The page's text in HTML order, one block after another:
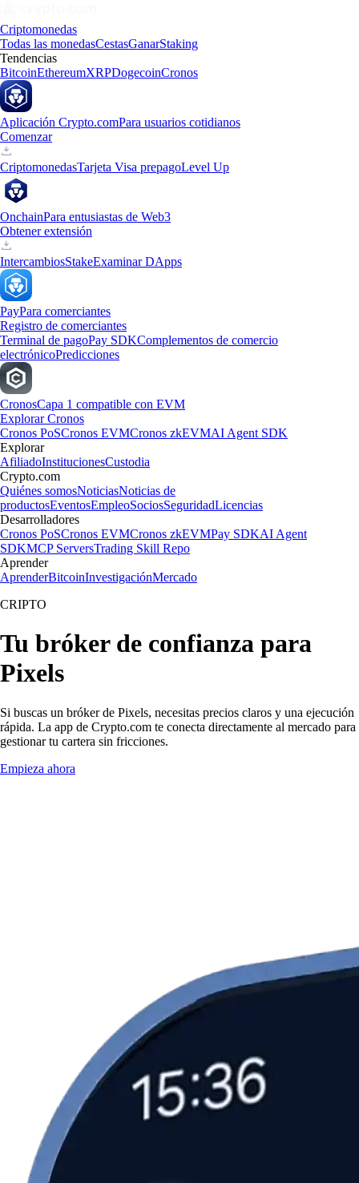
Criptomonedas
Todas las monedasCestasGanarStaking
Tendencias
BitcoinEthereumXRPDogecoinCronos
Aplicación Crypto.comPara usuarios cotidianos
Comenzar
CriptomonedasTarjeta Visa prepagoLevel Up
OnchainPara entusiastas de Web3
Obtener extensión
IntercambiosStakeExaminar DApps
PayPara comerciantes
Registro de comerciantes
Terminal de pagoPay SDKComplementos de comercio
electrónicoPredicciones
CronosCapa 1 compatible con EVM
Explorar Cronos
Cronos PoSCronos EVMCronos zkEVMAI Agent SDK
Explorar
AfiliadoInstitucionesCustodia
Crypto.com
Quiénes somosNoticiasNoticias de
productosEventosEmpleoSociosSeguridadLicencias
Desarrolladores
Cronos PoSCronos EVMCronos zkEVMPay SDKAI Agent
SDKMCP ServersTrading Skill Repo
Aprender
AprenderBitcoinInvestigaciónMercado
CRIPTO
Tu bróker de confianza para
Pixels
Si buscas un bróker de Pixels, necesitas precios claros y una ejecución
rápida. La app de Crypto.com te conecta directamente al mercado para
gestionar tu cartera sin fricciones.
Empieza ahora